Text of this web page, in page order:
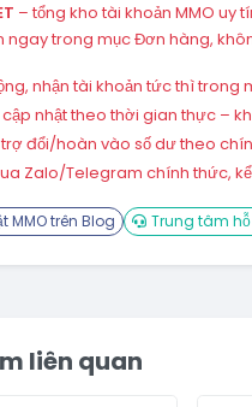
– tổng kho tài khoản MMO uy
ngay trong mục Đơn hàng,
nhận tài khoản tức thì trong
cập nhật theo thời gian thực –
đổi/hoàn vào số dư theo
Zalo/Telegram chính thức,
MMO trên Blog Trung tâm
liên quan